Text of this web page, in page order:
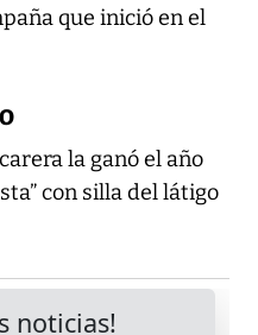
que inició en el
la ganó el año
con silla del látigo